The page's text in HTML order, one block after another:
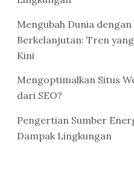
Mengubah Dunia
Berkelanjutan: Tren
Kini
Mengoptimalkan Situs
dari SEO?
Pengertian Sumber
Dampak Lingkungan